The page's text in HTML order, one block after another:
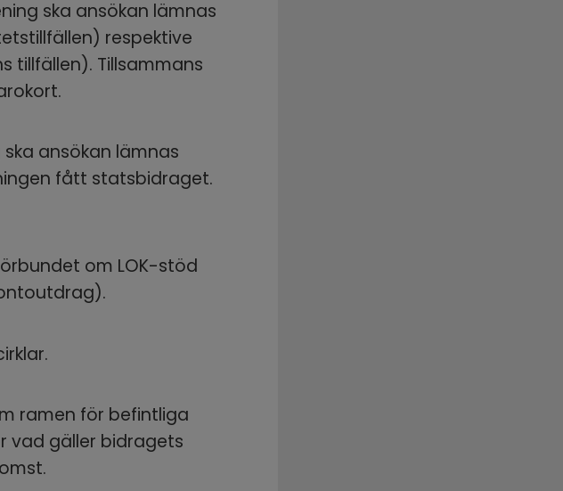
ska ansökan lämnas
respektive
tillfällen). Tillsammans
ansökan lämnas
fått statsbidraget.
om LOK-stöd
ramen för befintliga
vad gäller bidragets